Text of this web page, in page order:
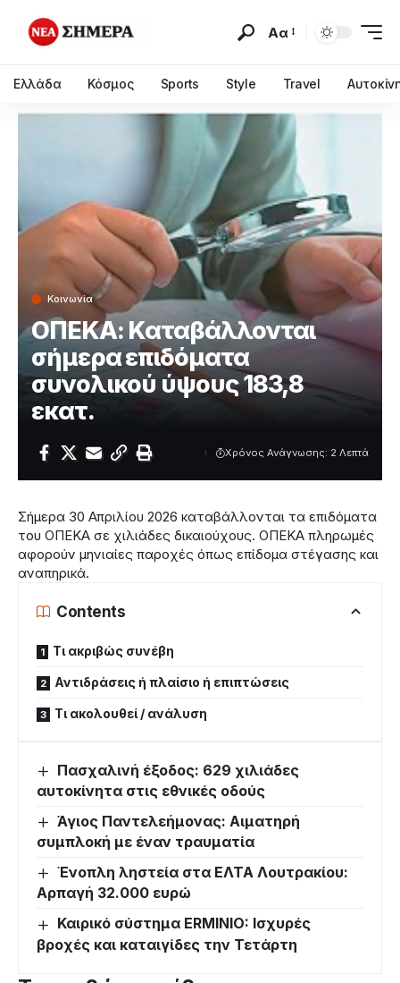
Αα
Ελλάδα Κόσμος Sports Style Travel
Κοινωνία
ΟΠΕΚΑ: Καταβάλλονται
σήμερα επιδόματα
συνολικού ύψους 183,8
εκατ.
Χρόνος Ανάγνωσης: 2 Λεπτά
Σήμερα 30 Απριλίου 2026 καταβάλλονται τα επιδόματα
του ΟΠΕΚΑ σε χιλιάδες δικαιούχους. ΟΠΕΚΑ πληρωμές
αφορούν μηνιαίες παροχές όπως επίδομα στέγασης και
αναπηρικά.
Contents
Τι ακριβώς συνέβη
Αντιδράσεις ή πλαίσιο ή επιπτώσεις
Τι ακολουθεί / ανάλυση
Πασχαλινή έξοδος: 629 χιλιάδες
αυτοκίνητα στις εθνικές οδούς
Άγιος Παντελεήμονας: Αιματηρή
συμπλοκή με έναν τραυματία
Ένοπλη ληστεία στα ΕΛΤΑ Λουτρακίου:
Αρπαγή 32.000 ευρώ
Καιρικό σύστημα ERMINIO: Ισχυρές
βροχές και καταιγίδες την Τετάρτη